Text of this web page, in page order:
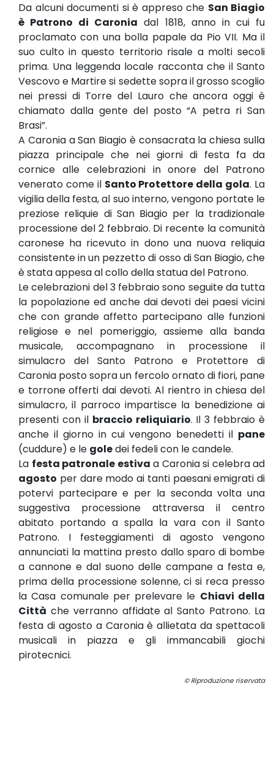
Da alcuni documenti si è appreso che San Biagio
è Patrono di Caronia dal 1818, anno in cui fu
proclamato con una bolla papale da Pio VII. Ma il
suo culto in questo territorio risale a molti secoli
prima. Una leggenda locale racconta che il Santo
Vescovo e Martire si sedette sopra il grosso scoglio
nei pressi di Torre del Lauro che ancora oggi è
chiamato dalla gente del posto “A petra ri San
Brasi”.
A Caronia a San Biagio è consacrata la chiesa sulla
piazza principale che nei giorni di festa fa da
cornice alle celebrazioni in onore del Patrono
venerato come il Santo Protettore della gola. La
vigilia della festa, al suo interno, vengono portate le
preziose reliquie di San Biagio per la tradizionale
processione del 2 febbraio. Di recente la comunità
caronese ha ricevuto in dono una nuova reliquia
consistente in un pezzetto di osso di San Biagio, che
è stata appesa al collo della statua del Patrono.
Le celebrazioni del 3 febbraio sono seguite da tutta
la popolazione ed anche dai devoti dei paesi vicini
che con grande affetto partecipano alle funzioni
religiose e nel pomeriggio, assieme alla banda
musicale, accompagnano in processione il
simulacro del Santo Patrono e Protettore di
Caronia posto sopra un fercolo ornato di fiori, pane
e torrone offerti dai devoti. Al rientro in chiesa del
simulacro, il parroco impartisce la benedizione ai
presenti con il braccio reliquiario. Il 3 febbraio è
anche il giorno in cui vengono benedetti il pane
(cuddure) e le goledei fedeli con le candele.
La festa patronale estiva a Caronia si celebra ad
agosto per dare modo ai tanti paesani emigrati di
potervi partecipare e per la seconda volta una
suggestiva processione attraversa il centro
abitato portando a spalla la vara con il Santo
Patrono. I festeggiamenti di agosto vengono
annunciati la mattina presto dallo sparo di bombe
a cannone e dal suono delle campane a festa e,
prima della processione solenne, ci si reca presso
la Casa comunale per prelevare le Chiavi della
Città che verranno affidate al Santo Patrono. La
festa di agosto a Caronia è allietata da spettacoli
musicali in piazza e gli immancabili giochi
pirotecnici.
© Riproduzione riservata